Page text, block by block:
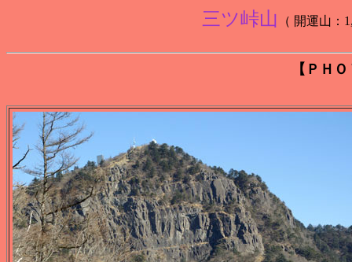
三ツ峠山 （ 開運山：
【ＰＨ